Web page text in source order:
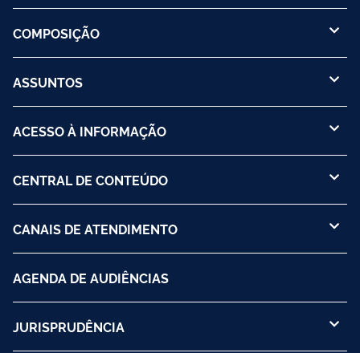
COMPOSIÇÃO
ASSUNTOS
ACESSO À INFORMAÇÃO
CENTRAL DE CONTEÚDO
CANAIS DE ATENDIMENTO
AGENDA DE AUDIÊNCIAS
JURISPRUDÊNCIA